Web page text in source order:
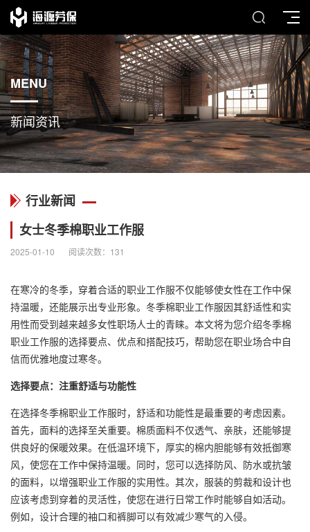
MENU
新闻资讯
行业新闻
女士冬季棉职业工作服
2025-01-10 阅读次数： 131
在寒冷的冬季，穿着合适的职业工作服不仅能够使女性在工作中保
持温暖，还能展示出专业形象。冬季棉职业工作服因其舒适性和实
用性而受到越来越多女性职场人士的青睐。本文将为您介绍冬季棉
职业工作服的选择要点、优点和搭配技巧，帮助您在职业场合中自
信而优雅地度过寒冬。
选择要点：注重舒适与功能性
在选择冬季棉职业工作服时，舒适和功能性是最重要的考虑因素。
首先，面料的选择至关重要。棉质面料不仅透气、亲肤，还能够提
供良好的保暖效果。在低温环境下，厚实的棉内胆能够有效抵御寒
风，使您在工作中保持温暖。同时，您可以选择防风、防水或抗皱
的面料，以增强职业工作服的实用性。其次，服装的剪裁和设计也
应该考虑到穿着的灵活性，使您在进行日常工作时能够自如活动。
例如，设计合理的袖口和裤脚可以有效减少寒气的入侵。